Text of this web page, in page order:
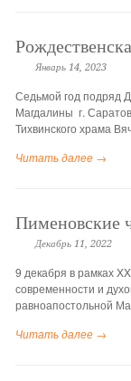
Январь 14, 2023
Седьмой год подряд
Магдалины г.
Тихвинского храма
Читать далее →
Пименовские
Декабрь 11, 2022
9 декабря в рамках
современности и
равноапостольной
Читать далее →